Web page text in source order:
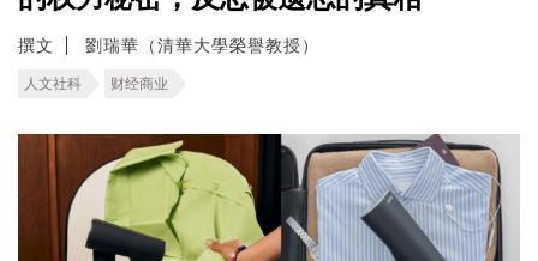
撰文 劉瑞華（清華大學榮譽教授）
人文社科 财经商业